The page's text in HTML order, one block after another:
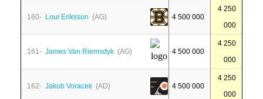
160- Loui Eriksson (AG) 4 500 000
4 250
000
161- James Van Riemsdyk (AG) 4 500 000
4 250
000
162- Jakub Voracek (AD) 4 500 000
4 250
000